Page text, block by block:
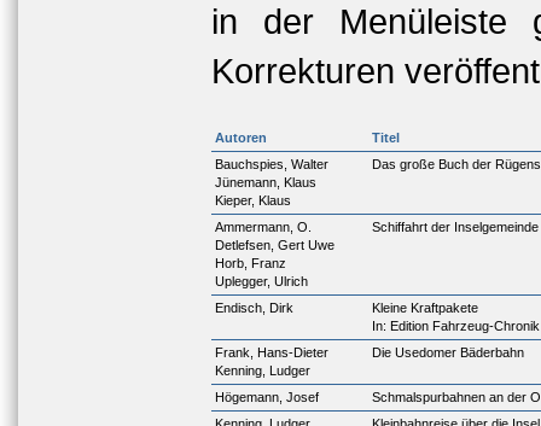
in der Menüleiste
Korrekturen
Autoren
Titel
Bauchspies, Walter
Jünemann, Klaus
Kieper, Klaus
Das große Buch der
Ammermann, O.
Detlefsen, Gert Uwe
Horb, Franz
Uplegger, Ulrich
Schiffahrt der
Endisch, Dirk
Kleine Kraftpakete
In: Edition Fahrzeug-
Frank, Hans-Dieter
Kenning, Ludger
Die Usedomer Bäderbahn
Högemann, Josef
Schmalspurbahnen an der